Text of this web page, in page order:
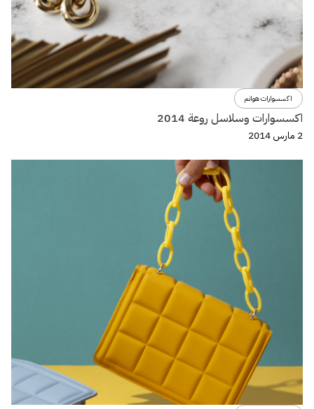
اكسسوارات هوانم
اكسسوارات وسلاسل روعة 2014
2 مارس 2014